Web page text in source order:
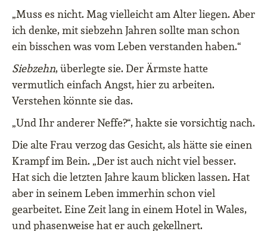
„Muss es nicht. Mag vielleicht am Alter liegen. Aber
ich denke, mit siebzehn Jahren sollte man schon
ein bisschen was vom Leben verstanden haben.“
Siebzehn, überlegte sie. Der Ärmste hatte
vermutlich einfach Angst, hier zu arbeiten.
Verstehen könnte sie das.
„Und Ihr anderer Neffe?“, hakte sie vorsichtig nach.
Die alte Frau verzog das Gesicht, als hätte sie einen
Krampf im Bein. „Der ist auch nicht viel besser.
Hat sich die letzten Jahre kaum blicken lassen. Hat
aber in seinem Leben immerhin schon viel
gearbeitet. Eine Zeit lang in einem Hotel in Wales,
und phasenweise hat er auch gekellnert.